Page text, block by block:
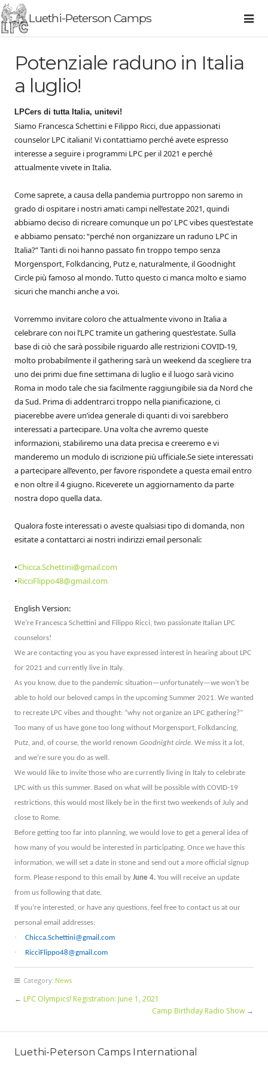
Luethi-Peterson Camps
Potenziale raduno in Italia
a luglio!
LPCers di tutta Italia, unitevi!
Siamo Francesca Schettini e Filippo Ricci, due appassionati
counselor LPC italiani! Vi contattiamo perché avete espresso
interesse a seguire i programmi LPC per il 2021 e perché
attualmente vivete in Italia.
Come saprete, a causa della pandemia purtroppo non saremo in
grado di ospitare i nostri amati campi nell’estate 2021, quindi
abbiamo deciso di ricreare comunque un po’ LPC vibes quest’estate
e abbiamo pensato: “perché non organizzare un raduno LPC in
Italia?” Tanti di noi hanno passato fin troppo tempo senza
Morgensport, Folkdancing, Putz e, naturalmente, il Goodnight
Circle più famoso al mondo. Tutto questo ci manca molto e siamo
sicuri che manchi anche a voi.
Vorremmo invitare coloro che attualmente vivono in Italia a
celebrare con noi l’LPC tramite un gathering quest’estate. Sulla
base di ciò che sarà possibile riguardo alle restrizioni COVID-19,
molto probabilmente il gathering sarà un weekend da scegliere tra
uno dei primi due fine settimana di luglio e il luogo sarà vicino
Roma in modo tale che sia facilmente raggiungibile sia da Nord che
da Sud. Prima di addentrarci troppo nella pianificazione, ci
piacerebbe avere un’idea generale di quanti di voi sarebbero
interessati a partecipare. Una volta che avremo queste
informazioni, stabiliremo una data precisa e creeremo e vi
manderemo un modulo di iscrizione più ufficiale.Se siete interessati
a partecipare all’evento, per favore rispondete a questa email entro
e non oltre il 4 giugno. Riceverete un aggiornamento da parte
nostra dopo quella data.
Qualora foste interessati o aveste qualsiasi tipo di domanda, non
esitate a contattarci ai nostri indirizzi email personali:
•Chicca.Schettini@gmail.com
•RicciFlippo48@gmail.com
English Version:
We’re Francesca Schettini and Filippo Ricci, two passionate Italian LPC
counselors!
We are contacting you as you have expressed interest in hearing about LPC
for 2021 and currently live in Italy.
As you know, due to the pandemic situation—unfortunately—we won’t be
able to hold our beloved camps in the upcoming Summer 2021. We wanted
to recreate LPC vibes and thought: “why not organize an LPC gathering?”
Too many of us have gone too long without Morgensport, Folkdancing,
Putz, and, of course, the world renown Goodnight circle. We miss it a lot,
and we’re sure you do as well.
We would like to invite those who are currently living in Italy to celebrate
LPC with us this summer. Based on what will be possible with COVID-19
restrictions, this would most likely be in the first two weekends of July and
close to Rome.
Before getting too far into planning, we would love to get a general idea of
how many of you would be interested in participating. Once we have this
information, we will set a date in stone and send out a more official signup
form. Please respond to this email by June 4. You will receive an update
from us following that date.
If you’re interested, or have any questions, feel free to contact us at our
personal email addresses:
· Chicca.Schettini@gmail.com
· RicciFlippo48@gmail.com
Category: News
← LPC Olympics! Registration: June 1, 2021
Camp Birthday Radio Show→
Luethi-Peterson Camps International